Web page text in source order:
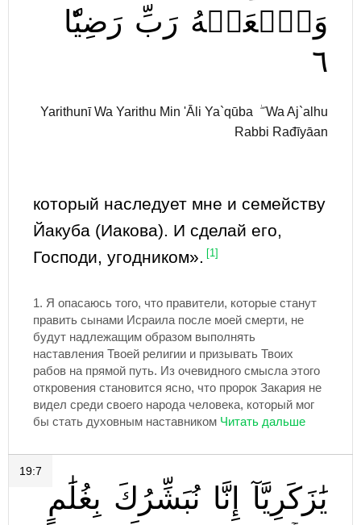
وَٱجۡعَلۡهُ رَبِّ رَضِيّٗا
٦
Yarithunī Wa Yarithu Min 'Āli Ya`qūba ۖ Wa Aj`alhu
Rabbi Rađīyāan
который наследует мне и семейству
Йакуба (Иакова). И сделай его,
Господи, угодником».
[1]
1. Я опасаюсь того, что правители, которые станут
править сынами Исраила после моей смерти, не
будут надлежащим образом выполнять
наставления Твоей религии и призывать Твоих
рабов на прямой путь. Из очевидного смысла этого
откровения становится ясно, что пророк Закария не
видел среди своего народа человека, который мог
бы стать духовным наставником
19:7
يَٰزَكَرِيَّآ إِنَّا نُبَشِّرُكَ بِغُلَٰمٍ